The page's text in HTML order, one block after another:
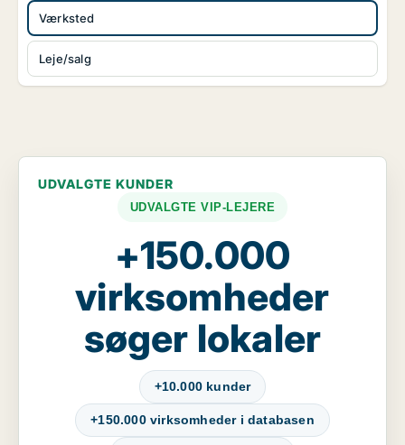
Værksted
Leje/salg
UDVALGTE KUNDER
UDVALGTE VIP-LEJERE
+150.000
virksomheder
søger lokaler
+10.000 kunder
+150.000 virksomheder i databasen